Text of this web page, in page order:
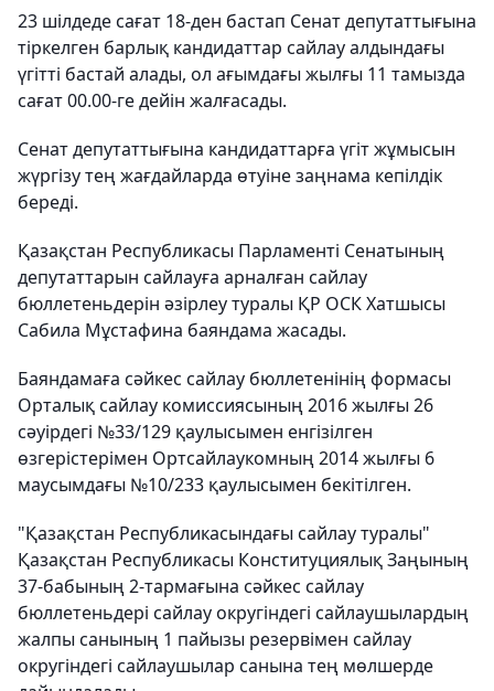
23 шілдеде сағат 18-ден бастап Сенат депутаттығына
тіркелген барлық кандидаттар сайлау алдындағы
үгітті бастай алады, ол ағымдағы жылғы 11 тамызда
сағат 00.00-ге дейін жалғасады.
Сенат депутаттығына кандидаттарға үгіт жұмысын
жүргізу тең жағдайларда өтуіне заңнама кепілдік
береді.
Қазақстан Республикасы Парламенті Сенатының
депутаттарын сайлауға арналған сайлау
бюллетеньдерін әзірлеу туралы ҚР ОСК Хатшысы
Сабила Мұстафина баяндама жасады.
Баяндамаға сәйкес сайлау бюллетенінің формасы
Орталық сайлау комиссиясының 2016 жылғы 26
сәуірдегі №33/129 қаулысымен енгізілген
өзгерістерімен Ортсайлаукомның 2014 жылғы 6
маусымдағы №10/233 қаулысымен бекітілген.
"Қазақстан Республикасындағы сайлау туралы"
Қазақстан Республикасы Конституциялық Заңының
37-бабының 2-тармағына сәйкес сайлау
бюллетеньдері сайлау округіндегі сайлаушылардың
жалпы санының 1 пайызы резервімен сайлау
округіндегі сайлаушылар санына тең мөлшерде